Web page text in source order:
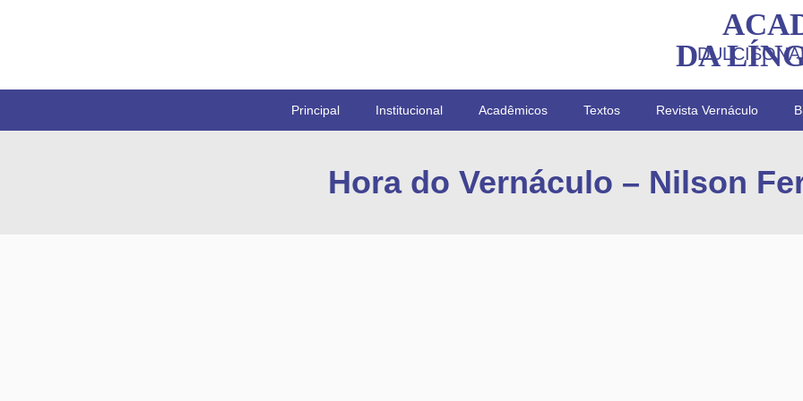
DA
Principal Institucional Acadêmicos Textos Revista Vernáculo
Hora do Vernáculo – Nilson